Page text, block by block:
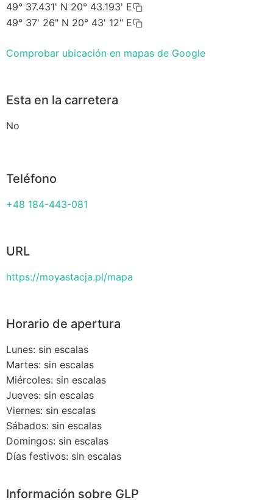
49° 37.431' N 20° 43.193' E
49° 37' 26" N 20° 43' 12" E
Comprobar ubicación en mapas de Google
Esta en la carretera
No
Teléfono
+48 184-443-081
URL
https://moyastacja.pl/mapa
Horario de apertura
Lunes: sin escalas
Martes: sin escalas
Miércoles: sin escalas
Jueves: sin escalas
Viernes: sin escalas
Sábados: sin escalas
Domingos: sin escalas
Días festivos: sin escalas
Información sobre GLP